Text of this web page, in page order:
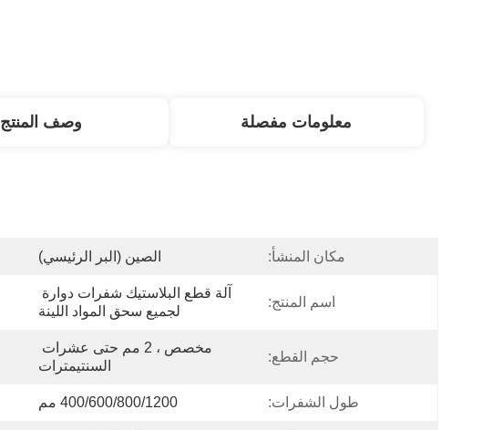
معلومات مفصلة وصف المنتج
مكان المنشأ: الصين (البر الرئيسي)
اسم المنتج:
لجميع سحق المواد اللينة
حجم القطع:
السنتيمترات
طول الشفرات: 400/600/800/1200 مم